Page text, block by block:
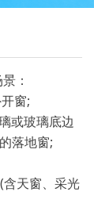
：
窗;
或玻璃底边
落地窗;
天窗、采光